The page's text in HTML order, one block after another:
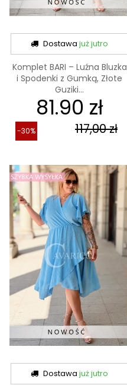
Dostawajuż jutro
Komplet BARI – Luźna Bluzka
i Spodenki z Gumką, Złote
Guziki...
81.90 zł
117,00 zł
-30%
Dostawajuż jutro